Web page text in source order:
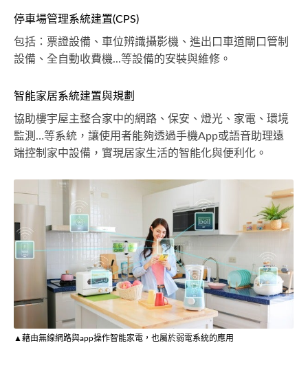
停車場管理系統建置(CPS)
包括：票證設備、車位辨識攝影機、進出口車道閘口管制
設備、全自動收費機...等設備的安裝與維修。
智能家居系統建置與規劃
協助樓宇屋主整合家中的網路、保安、燈光、家電、環境
監測…等系統，讓使用者能夠透過手機App或語音助理遠
端控制家中設備，實現居家生活的智能化與便利化。
▲藉由無線網路與app操作智能家電，也屬於弱電系統的應用